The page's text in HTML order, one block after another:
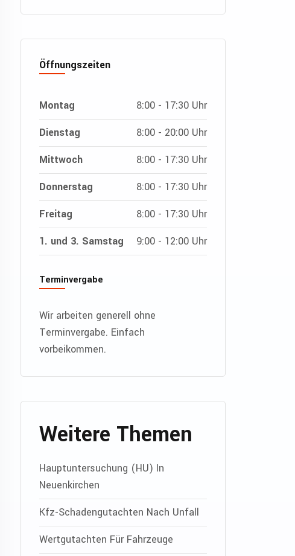
Öffnungszeiten
Montag
8:00 - 17:30 Uhr
Dienstag
8:00 - 20:00 Uhr
Mittwoch
8:00 - 17:30 Uhr
Donnerstag
8:00 - 17:30 Uhr
Freitag
8:00 - 17:30 Uhr
1. und 3. Samstag
9:00 - 12:00 Uhr
Terminvergabe
Wir arbeiten generell ohne
Terminvergabe. Einfach
vorbeikommen.
Weitere Themen
Hauptuntersuchung (HU) In
Neuenkirchen
Kfz-Schadengutachten Nach Unfall
Wertgutachten Für Fahrzeuge